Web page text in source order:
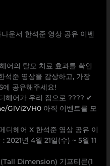
운서 한석준 영상 공유 이벤
어의 탈모 치료 효과를 확인
석준 영상을 감상하고, 가장
에 공유해주세요!
헤어가 우리 집으로 ???? ✔
GlVi2VH0 아직 이벤트를 모
디헤어 X 한석준 영상 공유 이
2021년 4월 21일(수) ~ 5월 11
Dimension) 기프티콘(1